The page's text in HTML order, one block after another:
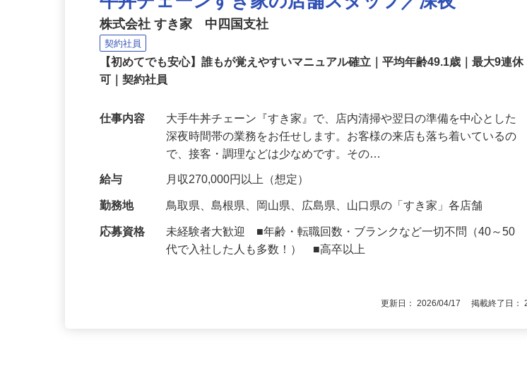
牛丼チェーンすき家の店舗スタッフ／深夜
株式会社 すき家 中四国支社
契約社員
【初めてでも安心】誰もが覚えやすいマニュアル確立｜平均年齢49.1歳｜最大9連休
大手牛丼チェーン『すき家』で、店内清掃や翌日の準備を中心とした
深夜時間帯の業務をお任せします。お客様の来店も落ち着いているの
で、接客・調理などは少なめです。その…
給与 月収270,000円以上（想定）
勤務地 鳥取県、島根県、岡山県、広島県、山口県の「すき家」各店舗